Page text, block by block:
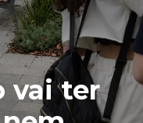
vai ter